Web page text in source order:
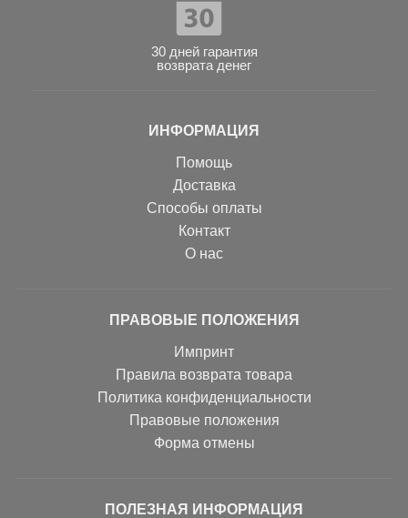
30 дней гарантия
возврата денег
ИНФОРМАЦИЯ
Помощь
Доставка
Способы оплаты
Контакт
О нас
ПРАВОВЫЕ ПОЛОЖЕНИЯ
Импринт
Правила возврата товара
Политика конфиденциальности
Правовые положения
Форма отмены
ПОЛЕЗНАЯ ИНФОРМАЦИЯ